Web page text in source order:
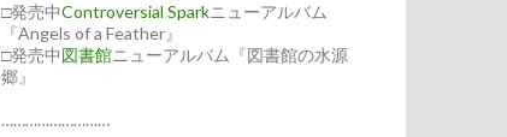
□発売中Controversial Sparkニューアルバム
『Angels of a Feather』
□発売中図書館ニューアルバム『図書館の水源
郷』
………………………